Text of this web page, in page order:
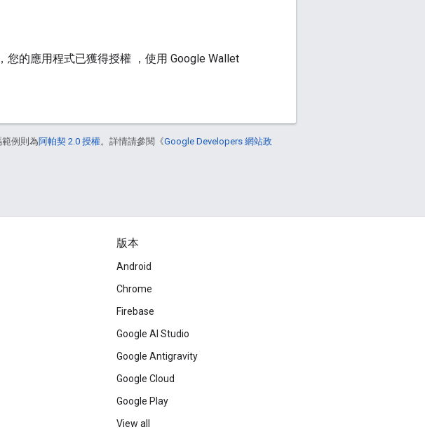
的應用程式已獲得授權 ，使用 Google Wallet
範例則為阿帕契 2.0 授權。詳情請參閱《Google Developers 網站政
版本
Android
Chrome
Firebase
Google AI Studio
Google Antigravity
Google Cloud
Google Play
View all